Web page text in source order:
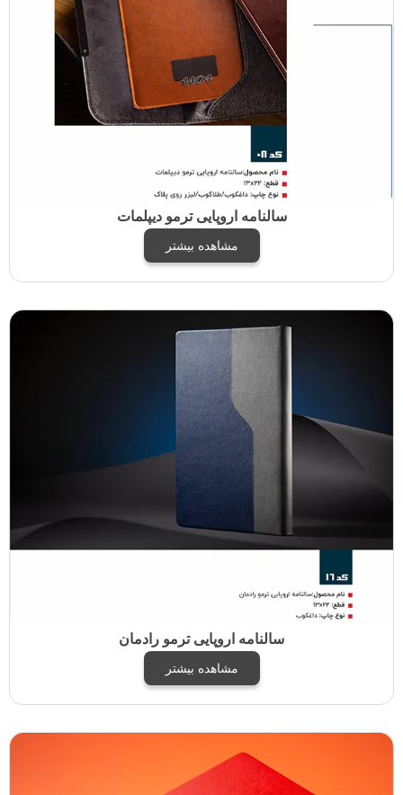
سالنامه اروپایی ترمو دیپلمات
مشاهده بیشتر
سالنامه اروپایی ترمو رادمان
مشاهده بیشتر